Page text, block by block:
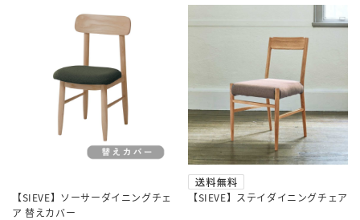
【SIEVE】ソーサーダイニングチェ
ア 替えカバー
【SIEVE】ステイダイニングチェア